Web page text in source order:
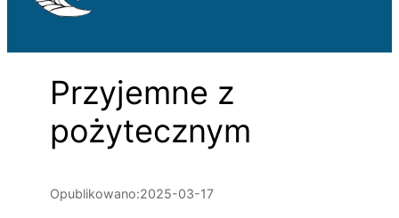
Przyjemne z
pożytecznym
Opublikowano:2025-03-17